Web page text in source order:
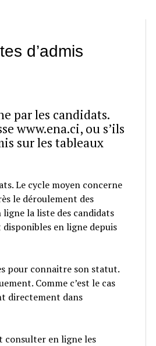
d’admis
par les candidats.
www.ena.ci, ou s’ils
sur les tableaux
Le cycle moyen concerne
le déroulement des
la liste des candidats
disponibles en ligne depuis
pour connaitre son statut.
Comme c’est le cas
directement dans
consulter en ligne les